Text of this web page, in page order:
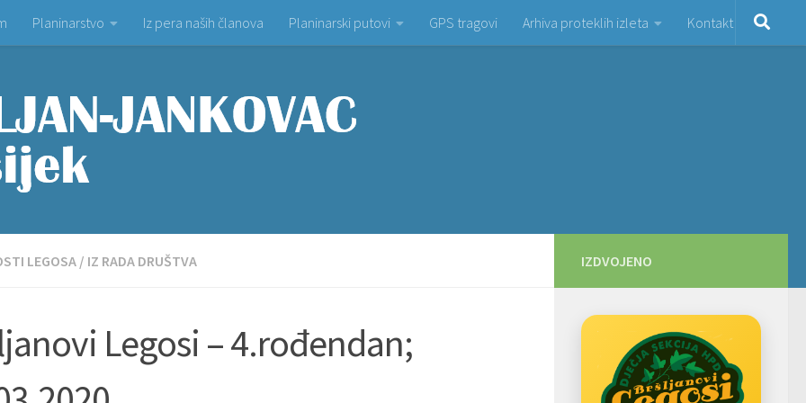
Planinarstvo Iz pera naših članova Planinarski putovi GPS tragovi Arhiva proteklih izleta Kontakt
LEGOSA / IZ RADA DRUŠTVA
Legosi – 4.rođendan;
IZDVOJENO